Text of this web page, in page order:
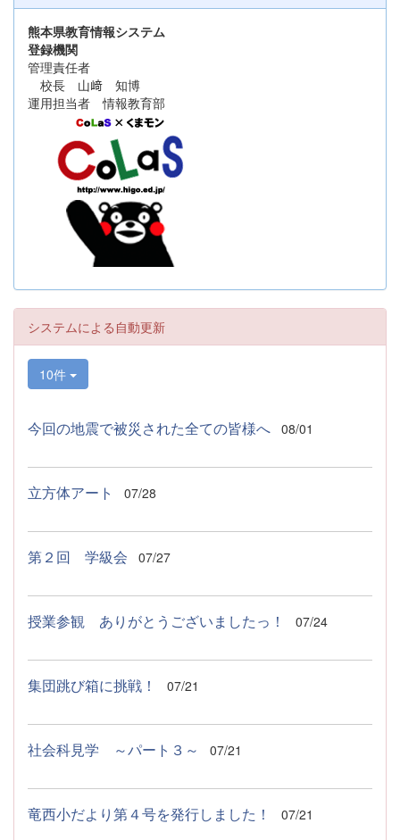
熊本県教育情報システム
登録機関
管理責任者
校長 山﨑 知博
運用担当者 情報教育部
システムによる自動更新
10件
今回の地震で被災された全ての皆様へ 08/01
立方体アート 07/28
第２回 学級会 07/27
授業参観 ありがとうございましたっ！ 07/24
集団跳び箱に挑戦！ 07/21
社会科見学 ～パート３～ 07/21
竜西小だより第４号を発行しました！ 07/21